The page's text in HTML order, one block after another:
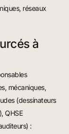
réseaux
à
mécaniques,
(dessinateurs
QHSE
: